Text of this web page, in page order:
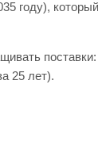
году),
25 лет).